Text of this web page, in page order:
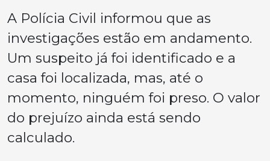
A Polícia Civil informou que as
investigações estão em andamento.
Um suspeito já foi identificado e a
casa foi localizada, mas, até o
momento, ninguém foi preso. O valor
do prejuízo ainda está sendo
calculado.